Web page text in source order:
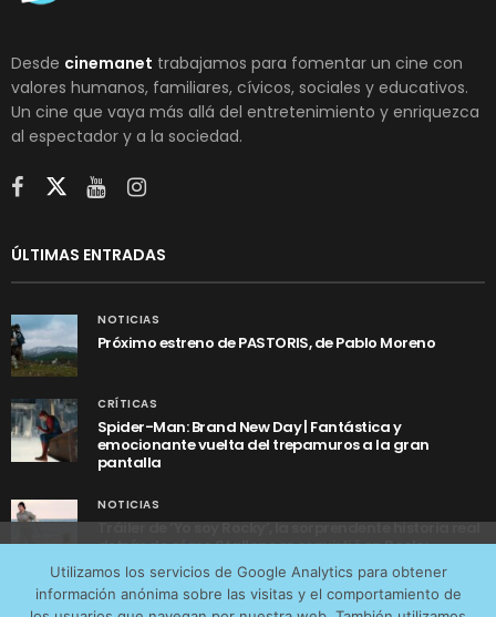
Desde cinemanet trabajamos para fomentar un cine con
valores humanos, familiares, cívicos, sociales y educativos.
Un cine que vaya más allá del entretenimiento y enriquezca
al espectador y a la sociedad.
ÚLTIMAS ENTRADAS
NOTICIAS
Próximo estreno de PASTORIS, de Pablo Moreno
CRÍTICAS
Spider-Man: Brand New Day | Fantástica y
emocionante vuelta del trepamuros a la gran
pantalla
NOTICIAS
Tráiler de ‘Yo soy Rocky’, la sorprendente historia real
detrás de cómo Stallone se convirtió en Rocky
Utilizamos los servicios de Google Analytics para obtener
información anónima sobre las visitas y el comportamiento de
tráfico web que recibimos y conocer los servicios que
más os interesan. Puede cambiar las preferencias y